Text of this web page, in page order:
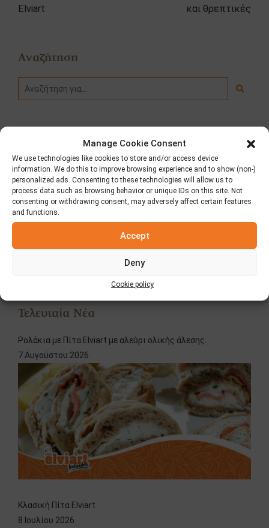
Manage Cookie Consent
We use technologies like cookies to store and/or access device
information. We do this to improve browsing experience and to show (non-)
personalized ads. Consenting to these technologies will allow us to
process data such as browsing behavior or unique IDs on this site. Not
consenting or withdrawing consent, may adversely affect certain features
and functions.
Accept
Deny
Cookie policy
Elviart και θρεπτικές
Αναζήτηση
Fooding
Δημοσιεύσεις – Τύπος
Τελευταία Νέα
Ρολάκια με Πίτα Elviart με αλεύρι ολικής άλεσης.
7 Αυγούστου 2026
Κλασική Πίτα Elviart
8 Ιουλίου 2026